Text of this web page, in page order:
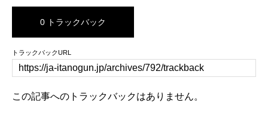
0 トラックバック
トラックバックURL
この記事へのトラックバックはありません。